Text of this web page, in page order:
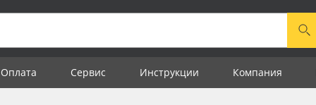
Оплата Сервис Инструкции Компания